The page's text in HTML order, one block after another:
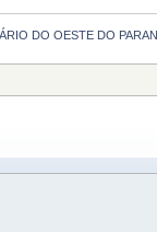
DO OESTE DO